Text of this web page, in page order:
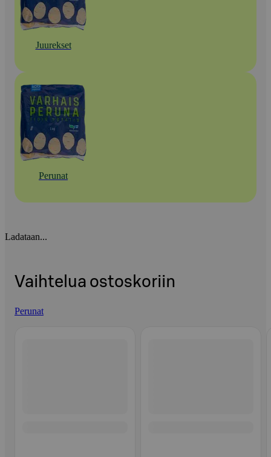
Juurekset
Perunat
Ladataan...
Vaihtelua ostoskoriin
Perunat